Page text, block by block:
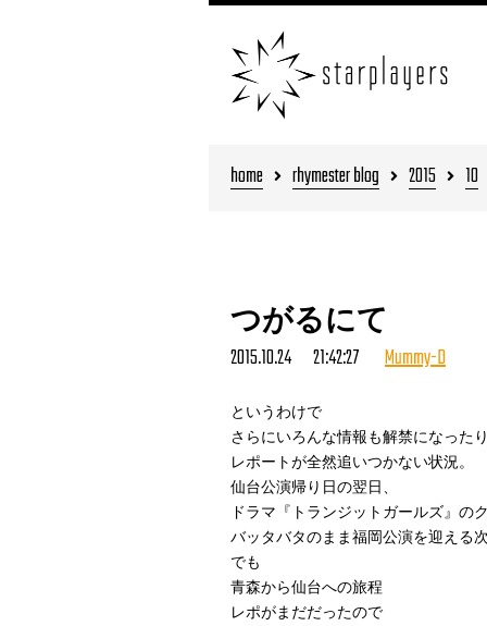
home rhymester blog 2015 10
つがるにて
2015.10.24 21:42:27 Mummy-D
というわけで
さらにいろんな情報も解禁になった
レポートが全然追いつかない状況。
仙台公演帰り日の翌日、
ドラマ『トランジットガールズ』の
バッタバタのまま福岡公演を迎える次
でも
青森から仙台への旅程
レポがまだだったので